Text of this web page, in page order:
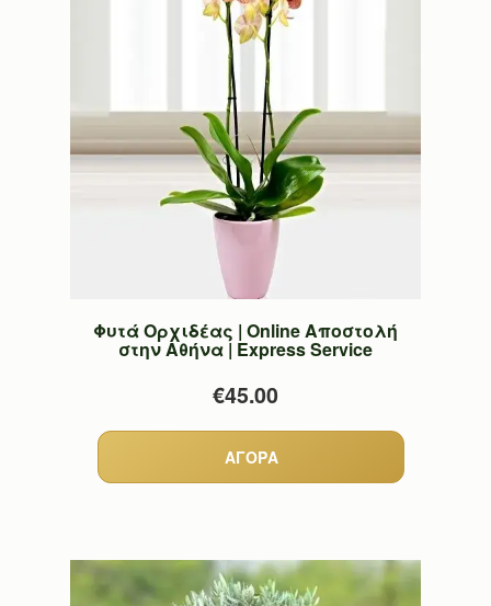
Φυτά Ορχιδέας | Online Αποστολή
στην Αθήνα | Express Service
€45.00